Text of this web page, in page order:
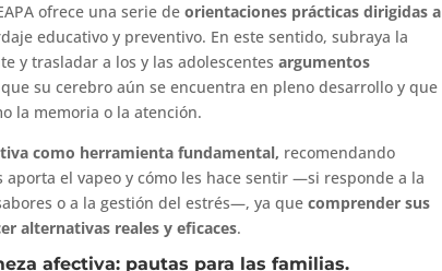
ofrece una serie deorientaciones prácticas dirigidas a
educativo y preventivo. En este sentido, subraya la
y trasladar a los y las adolescentesargumentos
su cerebro aún se encuentra en pleno desarrollo y que
la memoria o la atención.
como herramienta fundamental, recomendando
el vapeo y cómo les hace sentir —si responde a la
o a la gestión del estrés—, ya quecomprender sus
alternativas reales y eficaces.
afectiva: pautas para las familias.